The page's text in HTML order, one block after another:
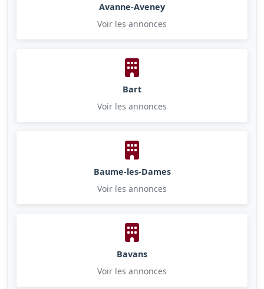
Avanne-Aveney
Voir les annonces
Bart
Voir les annonces
Baume-les-Dames
Voir les annonces
Bavans
Voir les annonces